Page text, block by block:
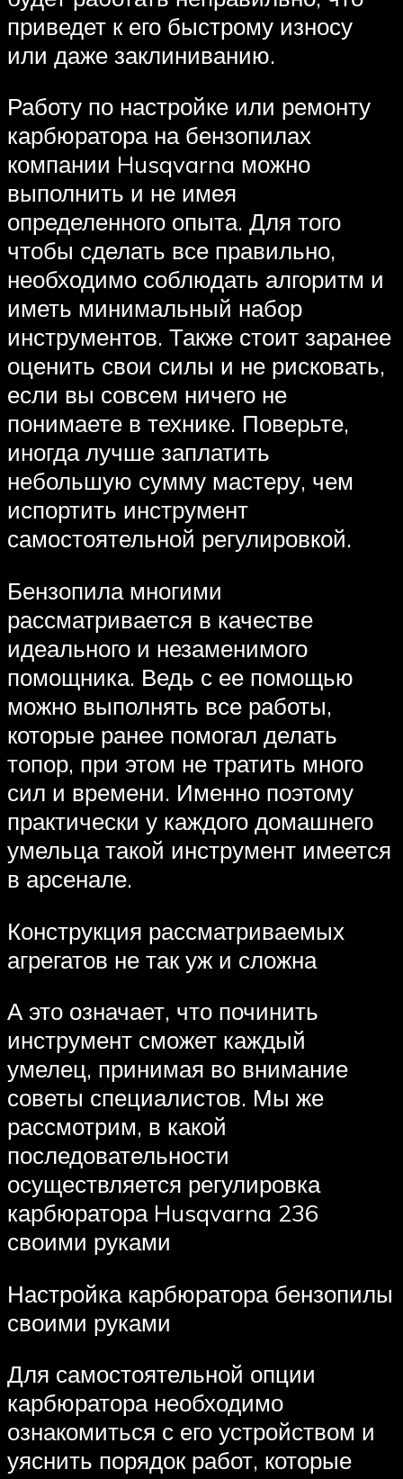
приведет к его быстрому износу
или даже заклиниванию.
Работу по настройке или ремонту
карбюратора на бензопилах
компании Husqvarna можно
выполнить и не имея
определенного опыта. Для того
чтобы сделать все правильно,
необходимо соблюдать алгоритм и
иметь минимальный набор
инструментов. Также стоит заранее
оценить свои силы и не рисковать,
если вы совсем ничего не
понимаете в технике. Поверьте,
иногда лучше заплатить
небольшую сумму мастеру, чем
испортить инструмент
самостоятельной регулировкой.
Бензопила многими
рассматривается в качестве
идеального и незаменимого
помощника. Ведь с ее помощью
можно выполнять все работы,
которые ранее помогал делать
топор, при этом не тратить много
сил и времени. Именно поэтому
практически у каждого домашнего
умельца такой инструмент имеется
в арсенале.
Конструкция рассматриваемых
агрегатов не так уж и сложна
А это означает, что починить
инструмент сможет каждый
умелец, принимая во внимание
советы специалистов. Мы же
рассмотрим, в какой
последовательности
осуществляется регулировка
карбюратора Husqvarna 236
своими руками
Настройка карбюратора бензопилы
своими руками
Для самостоятельной опции
карбюратора необходимо
ознакомиться с его устройством и
уяснить порядок работ, которые